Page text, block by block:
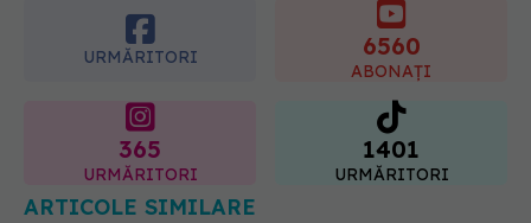
URMĂRITORI 6560
ABONAȚI
365
URMĂRITORI
1401
URMĂRITORI
ARTICOLE SIMILARE